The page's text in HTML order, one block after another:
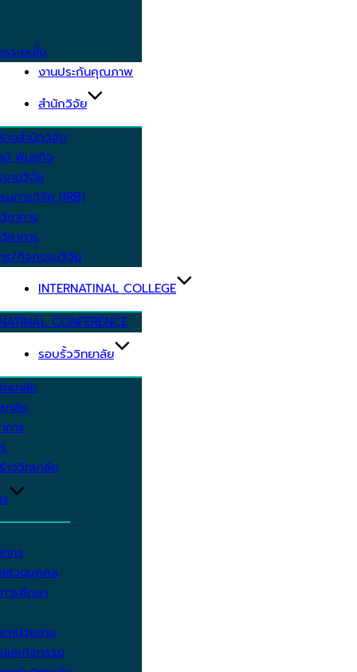
ระยะสั้น
งานประกันคุณภาพ
สำนักวิจัย
างสำนักวิจัย
น์ พันธกิจ
งานวิจัย
มการวิจัย (IRB)
ชาการ
ชาการ
ร/กิจกรรมวิจัย
INTERNATINAL COLLEGE
CONFERENCE
รอบรั้ววิทยาลัย
ทยาลัย
าลัย
การ
างวิทยาลัย
กร
ส่วนบุคคล
ารศึกษา
หน่วยงาน
และกิจกรรม